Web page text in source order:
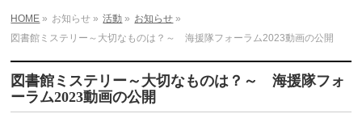
HOME » お知らせ » 活動 » お知らせ »
図書館ミステリー～大切なものは？～ 海援隊フォーラム2023動画の公開
図書館ミステリー～大切なものは？～ 海援隊フォ
ーラム2023動画の公開